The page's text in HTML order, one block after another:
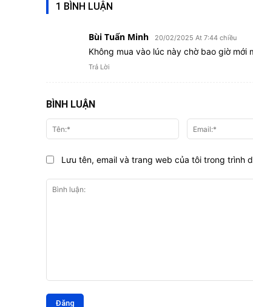
1 BÌNH LUẬN
Bùi Tuấn Minh 20/02/2025 At 7:44 chiều
Không mua vào lúc này chờ bao giờ mới
Trả Lời
BÌNH LUẬN
luận:
Tên:*
Lưu tên, email và trang web của tôi trong trình